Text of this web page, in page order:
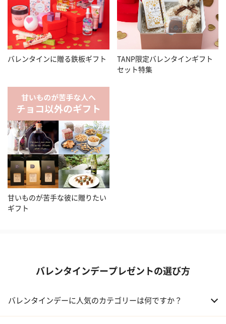
バレンタインに贈る鉄板ギフト
TANP限定バレンタインギフト
セット特集
甘いものが苦手な彼に贈りたい
ギフト
バレンタインデープレゼントの選び方
バレンタインデーに人気のカテゴリーは何ですか？